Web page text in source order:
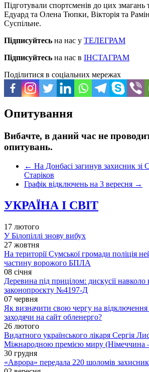
Підготували спортсменів до цих змагань
Едуард та Олена Тюпки, Вікторія та
Суспільне.
Підписуйтесь на нас у ТЕЛЕГРАМ
Підписуйтесь на нас в ІНСТАГРАМ
Поділитися в соціальних мережах
Опитування
Вибачте, в даний час не
опитувань.
← На Донбасі загинув захисник зі
Старіков
Графік відключень на 3 вересня →
УКРАЇНА І СВІТ
17 лютого
У Білопіллі знову вибух
27 жовтня
На території Сумської громади поліція
частину ворожого БПЛА
08 січня
Деревина під прицілом: дискусії навколо
законопроєкту №4197-Д
07 червня
Як визначити свою чергу на відключення
заходячи на сайт обленерго?
26 лютого
Видатного українського лікаря Сергія
Міжнародною премією миру
30 грудня
«Аврора» передала 220 шоломів